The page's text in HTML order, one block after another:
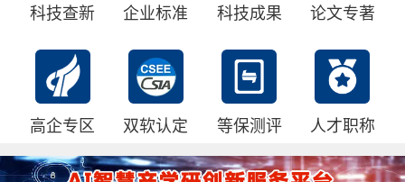
科技查新 企业标准 科技成果 论文专著
高企专区 双软认定 等保测评 人才职称